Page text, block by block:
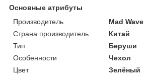
Основные атрибуты
Производитель
Mad Wave
Страна производитель
Китай
Тип
Беруши
Особенности
Чехол
Цвет
Зелёный